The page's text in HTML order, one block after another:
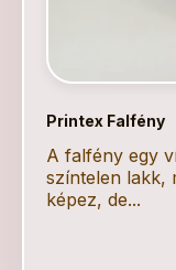
Printex Falfény
A falfény egy
színtelen lakk,
képez, de...